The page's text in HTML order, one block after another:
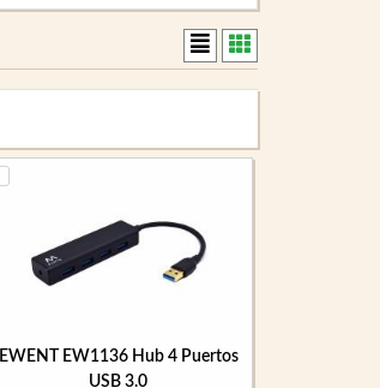
EWENT EW1136 Hub 4 Puertos
USB 3.0